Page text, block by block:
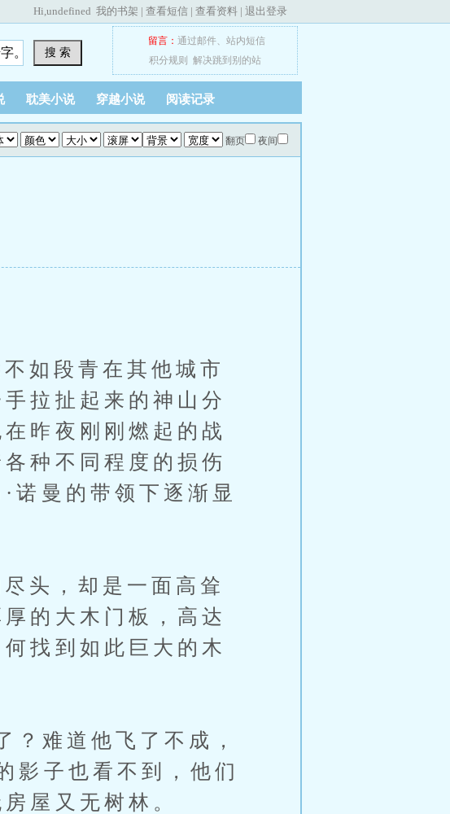
Hi,undefined 我的书架 | 查看短信 | 查看资料 | 退出登录
搜 索
留言： 通过邮件、 站内短信
积分规则
解决跳到别的站
耽美小说 穿越小说 阅读记录
翻页 夜间
段青在其他城市
拉扯起来的神山分
昨夜刚刚燃起的战
种不同程度的损伤
曼的带领下逐渐显
，却是一面高耸
的大木门板，高达
找到如此巨大的木
难道他飞了不成，
影子也看不到，他们
屋又无树林。